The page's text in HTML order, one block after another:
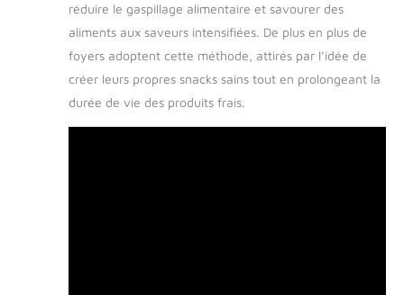
réduire le gaspillage alimentaire et savourer des
aliments aux saveurs intensifiées. De plus en plus de
foyers adoptent cette méthode, attirés par l’idée de
créer leurs propres snacks sains tout en prolongeant la
durée de vie des produits frais.